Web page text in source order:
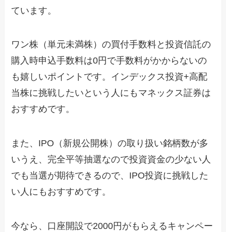
ています。
ワン株（単元未満株）の買付手数料と投資信託の
購入時申込手数料は0円で手数料がかからないの
も嬉しいポイントです。インデックス投資+高配
当株に挑戦したいという人にもマネックス証券は
おすすめです。
また、IPO（新規公開株）の取り扱い銘柄数が多
いうえ、完全平等抽選なので投資資金の少ない人
でも当選が期待できるので、IPO投資に挑戦した
い人にもおすすめです。
今なら、口座開設で2000円がもらえるキャンペー